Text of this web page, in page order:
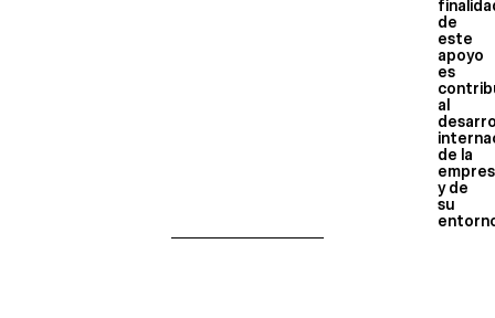
de
este
apoyo
es
al
de la
y de
su